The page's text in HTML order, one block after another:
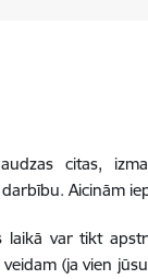
citas,
Aicinām
laikā var tikt
(ja vien